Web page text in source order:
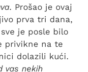
. Prošao je ovaj
prva tri dana,
je posle bilo
privikne na te
dolazili kući.
vas nekih